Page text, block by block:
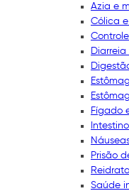
Azia e
Cólica
Fígado
Prisão
Saúde